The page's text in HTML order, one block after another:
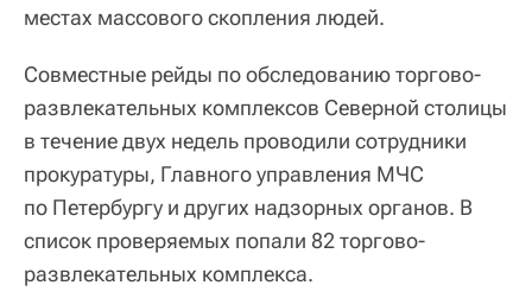
местах массового скопления людей.
Совместные рейды по обследованию торгово-
развлекательных комплексов Северной столицы
в течение двух недель проводили сотрудники
прокуратуры, Главного управления МЧС
по Петербургу и других надзорных органов. В
список проверяемых попали 82 торгово-
развлекательных комплекса.